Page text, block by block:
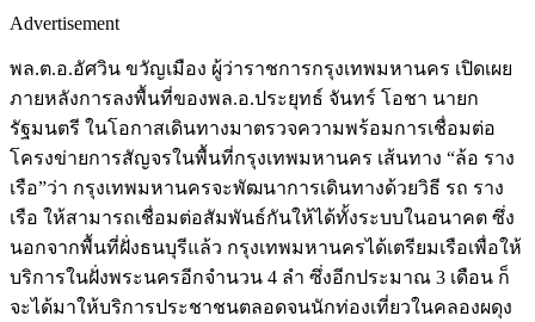
Advertisement
พล.ต.อ.อัศวิน ขวัญเมือง ผู้ว่าราชการกรุงเทพมหานคร เปิดเผย
ภายหลังการลงพื้นที่ของพล.อ.ประยุทธ์ จันทร์ โอชา นายก
รัฐมนตรี ในโอกาสเดินทางมาตรวจความพร้อมการเชื่อมต่อ
โครงข่ายการสัญจรในพื้นที่กรุงเทพมหานคร เส้นทาง “ล้อ ราง
เรือ”ว่า กรุงเทพมหานครจะพัฒนาการเดินทางด้วยวิธี รถ ราง
เรือ ให้สามารถเชื่อมต่อสัมพันธ์กันให้ได้ทั้งระบบในอนาคต ซึ่ง
นอกจากพื้นที่ฝั่งธนบุรีแล้ว กรุงเทพมหานครได้เตรียมเรือเพื่อให้
บริการในฝั่งพระนครอีกจำนวน 4 ลำ ซึ่งอีกประมาณ 3 เดือน ก็
จะได้มาให้บริการประชาชนตลอดจนนักท่องเที่ยวในคลองผดุง